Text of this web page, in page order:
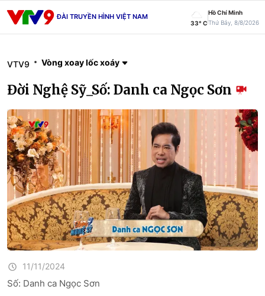
ĐÀI TRUYỀN HÌNH VIỆT NAM
33° C
Hồ Chí Minh
Thứ Bảy, 8/8/2026
VTV9 Vòng xoay lốc xoáy
Đời Nghệ Sỹ_Số: Danh ca Ngọc Sơn
11/11/2024
Số: Danh ca Ngọc Sơn